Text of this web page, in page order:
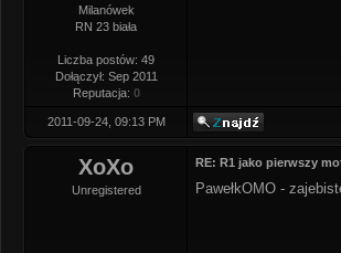
Milanówek
RN 23 biała
Liczba postów: 49
Dołączył: Sep 2011
Reputacja: 0
2011-09-24, 09:13 PM
XoXo
Unregistered
RE: R1 jako pierwszy
PawełkOMO -